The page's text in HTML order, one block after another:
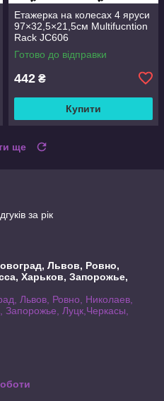
Етажерка на колесах 4 яруси
97×32,5×21,5см Multifucntion
Rack JC606
Готово до відправки
442 ₴
Купити
ще
за рік
Львов, Ровно,
Харьков, Запорожье,
Львов, Ровно, Николаев,
Луцк,Черкасы,